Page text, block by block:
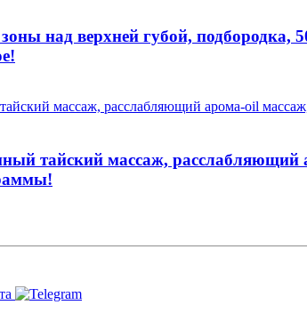
над верхней губой,
тайский массаж,